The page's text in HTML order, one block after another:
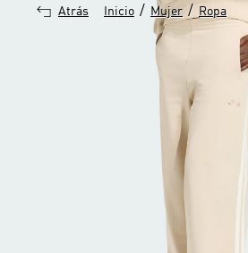
Atrás Inicio / Mujer / Ropa